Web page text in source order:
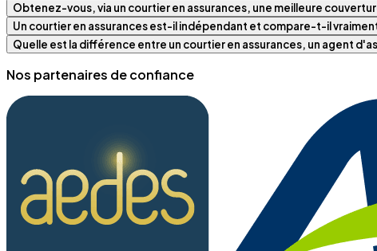
Obtenez-vous, via un courtier en assurances, une meilleure
Un courtier en assurances est-il indépendant et compare-t-il
Quelle est la différence entre un courtier en assurances, un agent
Nos partenaires de confiance